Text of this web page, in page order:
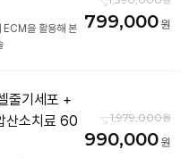
ECM을 활용해 본
799,000
줄기세포 +
산소치료 60
1,979,000
990,000